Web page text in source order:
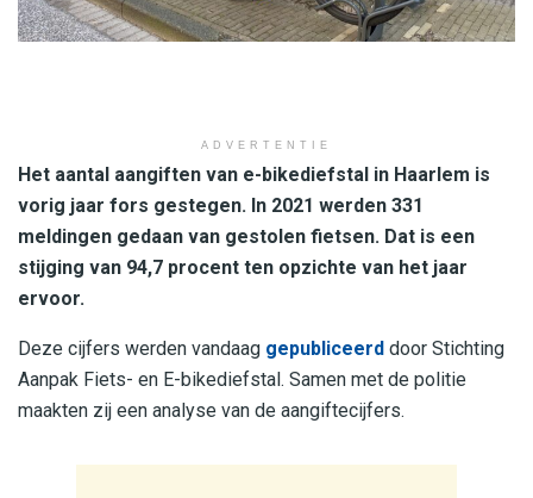
ADVERTENTIE
Het aantal aangiften van e-bikediefstal in Haarlem is
vorig jaar fors gestegen. In 2021 werden 331
meldingen gedaan van gestolen fietsen. Dat is een
stijging van 94,7 procent ten opzichte van het jaar
ervoor.
Deze cijfers werden vandaag gepubliceerd door Stichting
Aanpak Fiets- en E-bikediefstal. Samen met de politie
maakten zij een analyse van de aangiftecijfers.